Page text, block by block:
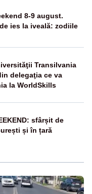
8-9 august.
ies la iveală: zodiile
Transilvania
delegaţia ce va
la WorldSkills
sfârșit de
și în țară